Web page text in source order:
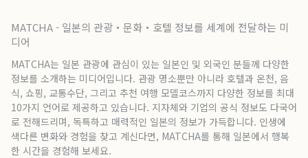
MATCHA - 일본의 관광・문화・호텔 정보를 세계에 전달하는 미
디어
MATCHA는 일본 관광에 관심이 있는 일본인 및 외국인 분들께 다양한
정보를 소개하는 미디어입니다. 관광 명소뿐만 아니라 호텔과 온천, 음
식, 쇼핑, 교통수단, 그리고 추천 여행 모델코스까지 다양한 정보를 최대
10가지 언어로 제공하고 있습니다. 지자체와 기업의 공식 정보도 다국어
로 전해드리며, 독특하고 매력적인 일본의 정보가 가득합니다. 인생에
색다른 변화와 경험을 찾고 계신다면, MATCHA를 통해 일본에서 행복
한 시간을 경험해 보세요.